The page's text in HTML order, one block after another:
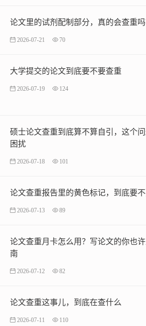
论文里的试剂配制部分，真的会查重吗
2026-07-21 70
大学提交的论文到底要不要查重
2026-07-19 124
硕士论文查重到底算不算自引，这个
困扰
2026-07-18 101
论文查重报告里的黄色标记，到底要不
2026-07-13 89
论文查重月卡怎么用？写论文的你也
南
2026-07-12 82
论文查重这事儿，到底在查什么
2026-07-11 110